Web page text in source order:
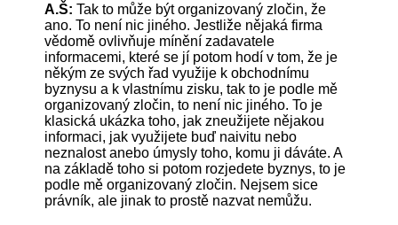
A.Š: Tak to může být organizovaný zločin, že
ano. To není nic jiného. Jestliže nějaká firma
vědomě ovlivňuje mínění zadavatele
informacemi, které se jí potom hodí v tom, že je
někým ze svých řad využije k obchodnímu
byznysu a k vlastnímu zisku, tak to je podle mě
organizovaný zločin, to není nic jiného. To je
klasická ukázka toho, jak zneužijete nějakou
informaci, jak využijete buď naivitu nebo
neznalost anebo úmysly toho, komu ji dáváte. A
na základě toho si potom rozjedete byznys, to je
podle mě organizovaný zločin. Nejsem sice
právník, ale jinak to prostě nazvat nemůžu.